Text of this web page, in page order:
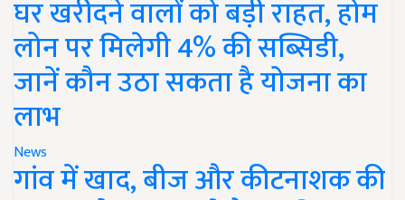
घर खरीदने वालों को बड़ी राहत, होम
लोन पर मिलेगी 4% की सब्सिडी,
जानें कौन उठा सकता है योजना का
लाभ
News
गांव में खाद, बीज और कीटनाशक की